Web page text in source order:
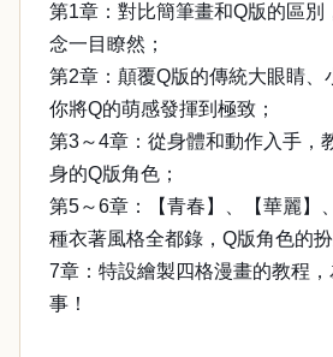
第1章：對比簡筆畫和Q版的區別
念一目瞭然；
第2章：顛覆Q版的傳統大眼睛、
你將Q的萌感發揮到極致；
第3～4章：從身體和動作入手，
身的Q版角色；
第5～6章：【青春】、【華麗
種衣著風格全都錄，Q版角色的
7章：特設繪製四格漫畫的教程
事！